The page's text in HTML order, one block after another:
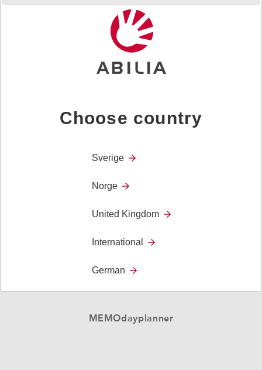
MEMO Timer
MEMOdayplanner
Choose country
Sverige
Norge
United Kingdom
International
German